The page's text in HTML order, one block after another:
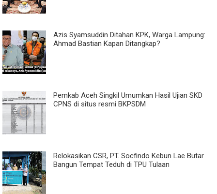
Azis Syamsuddin Ditahan KPK, Warga Lampung:
Ahmad Bastian Kapan Ditangkap?
Pemkab Aceh Singkil Umumkan Hasil Ujian SKD
CPNS di situs resmi BKPSDM
Relokasikan CSR, PT. Socfindo Kebun Lae Butar
Bangun Tempat Teduh di TPU Tulaan